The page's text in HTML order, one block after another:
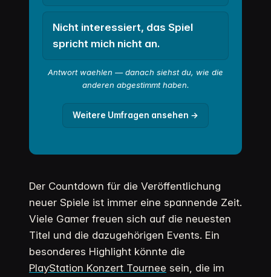
Nicht interessiert, das Spiel
spricht mich nicht an.
Antwort waehlen — danach siehst du, wie die
anderen abgestimmt haben.
Weitere Umfragen ansehen →
Der Countdown für die Veröffentlichung
neuer Spiele ist immer eine spannende Zeit.
Viele Gamer freuen sich auf die neuesten
Titel und die dazugehörigen Events. Ein
besonderes Highlight könnte die
PlayStation Konzert Tournee sein, die im